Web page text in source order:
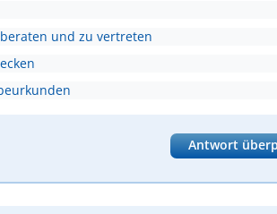
und zu vertreten
Antwort